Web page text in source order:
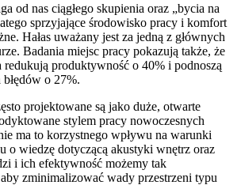
od nas ciągłego skupienia oraz „bycia na
sprzyjające środowisko pracy i komfort
Hałas uważany jest za jedną z głównych
Badania miejsc pracy pokazują także, że
produktywność o 40% i podnoszą
o 27%.
projektowane są jako duże, otwarte
stylem pracy nowoczesnych
ma to korzystnego wpływu na warunki
o wiedzę dotyczącą akustyki wnętrz oraz
i ich efektywność możemy tak
zminimalizować wady przestrzeni typu